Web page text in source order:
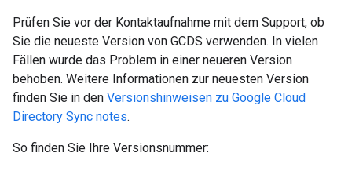
Prüfen Sie vor der Kontaktaufnahme mit dem Support, ob
Sie die neueste Version von GCDS verwenden. In vielen
Fällen wurde das Problem in einer neueren Version
behoben. Weitere Informationen zur neuesten Version
finden Sie in den Versionshinweisen zu Google Cloud
Directory Sync notes.
So finden Sie Ihre Versionsnummer: